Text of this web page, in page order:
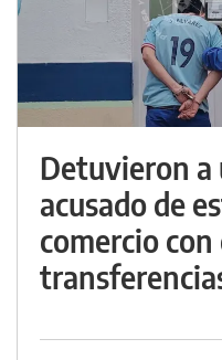
Detuvieron a
acusado de
comercio